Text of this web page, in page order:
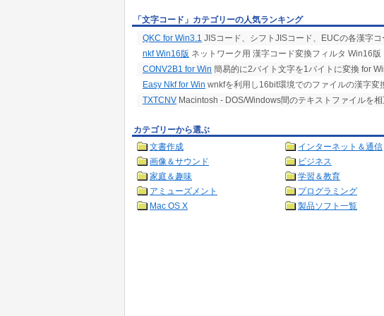
「文字コード」カテゴリーの人気ランキング
QKC for Win3.1 JISコード、シフトJISコード、EUCの各漢字
nkf Win16版 ネットワーク用 漢字コード変換フィルタ Win16版
CONV2B1 for Win 簡易的に2バイト文字を1バイトに変換 for
Easy Nkf for Win wnkfを利用し16bit環境でのファイルの漢字変
TXTCNV Macintosh - DOS/Windows間のテキストファイルを相
カテゴリーから選ぶ
文書作成
インターネット＆通信
画像＆サウンド
ビジネス
家庭＆趣味
学習＆教育
アミューズメント
プログラミング
Mac OS X
製品ソフト一覧